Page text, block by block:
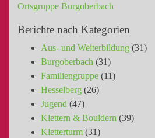
Ortsgruppe Burgoberbach
Berichte nach Kategorien
Aus- und Weiterbildung (31)
Burgoberbach (31)
Familiengruppe (11)
Hesselberg (26)
Jugend (47)
Klettern & Bouldern (39)
Kletterturm (31)